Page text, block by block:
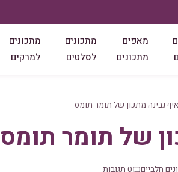
מאפים
מתכונים
מתכונים
לסלטים
מתכונים
למרקים
גבינה מתכון של תומר תומס
של תומר תומס
חלביים 0 תגובות